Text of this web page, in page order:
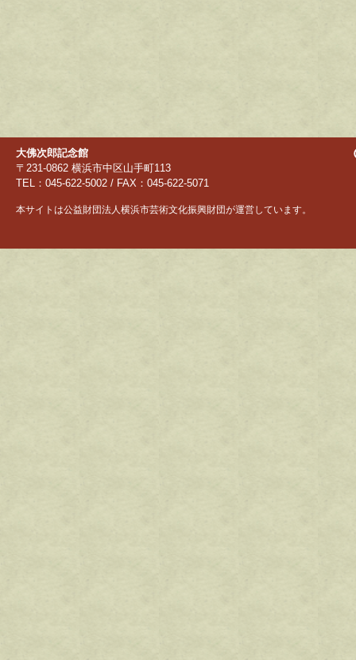
大佛次郎記念館
〒231-0862 横浜市中区山手町113
TEL：045-622-5002 / FAX：045-622-5071
本サイトは公益財団法人横浜市芸術文化振興財団が運営しています。